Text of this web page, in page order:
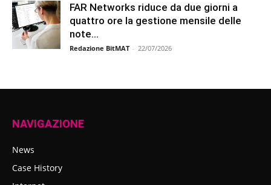
FAR Networks riduce da due giorni a
quattro ore la gestione mensile delle
note...
Redazione BitMAT - 22/07/2026
NAVIGAZIONE
News
Case History